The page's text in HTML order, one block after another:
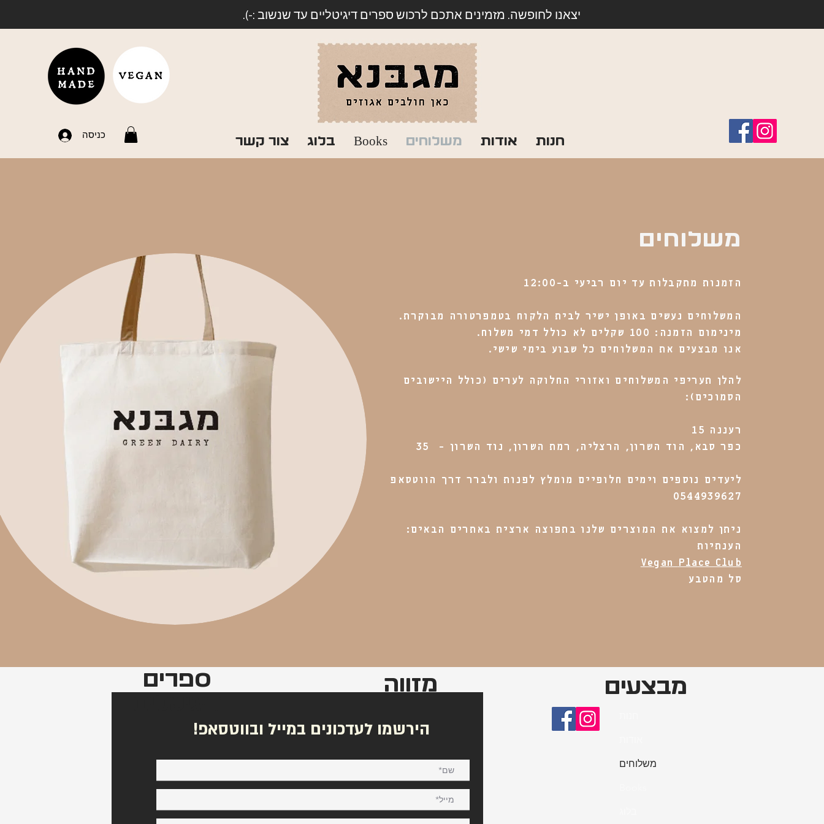
יצאנו לחופשה. מזמינים אתכם לרכוש ספרים דיגיטליים עד שנשוב :-).
כניסה חנות אודות משלוחים Books בלוג צור קשר
משלוחים
הזמנות מתקבלות עד יום רביעי ב-12:00
המשלוחים נעשים באופן ישיר לבית הלקוח בטמפרטורה מבוקרת.
מינימום הזמנה: 100 שקלים לא כולל דמי משלוח.
אנו מבצעים את המשלוחים כל שבוע בימי שישי.
להלן תעריפי המשלוחים ואזורי החלוקה לערים (כולל היישובים
הסמוכים):
רעננה 15
כפר סבא, הוד השרון, הרצליה, רמת השרון, נוד השרון - 35
ליעדים נוספים וימים חלופיים מומלץ לפנות ולברר דרך הווטסאפ
0544939627​​​
ניתן למצוא את המוצרים שלנו בתפוצה ארצית באתרים הבאים:
הענתיות
Vegan
Place Club
סל מהטבע
הירשמו לעדכונים במייל ובווטסאפ!
מזווה
ספרים
מבצעים
משלוחים